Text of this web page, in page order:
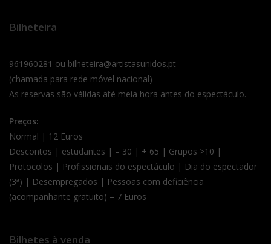
Bilheteira
961960281 ou bilheteira@artistasunidos.pt
(chamada para rede móvel nacional)
As reservas são válidas até meia hora antes do espectáculo.
Preços:
Normal | 12 Euros
Descontos | estudantes | – 30 | + 65 | Grupos >10 |
Protocolos | Profissionais do espectáculo | Dia do espectador
(3ª) | Desempregados | Pessoas com deficiência
(acompanhante gratuito) – 7 Euros
Bilhetes à venda